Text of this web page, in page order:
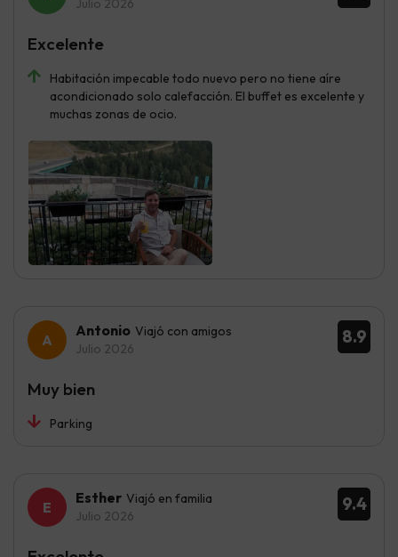
Julio 2026
Habitación impecable todo nuevo pero no tiene aíre
acondicionado solo calefacción. El buffet es excelente y
muchas zonas de ocio.
Excelente
8.9
Antonio Viajó con amigos
Julio 2026
Parking
Muy bien
9.4
Esther Viajó en familia
Julio 2026